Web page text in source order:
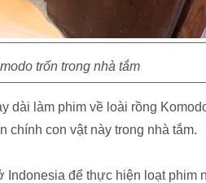
trốn trong nhà tắm
dài làm phim về loài rồng
chính con vật này trong nhà tắm.
để thực hiện loạt phim